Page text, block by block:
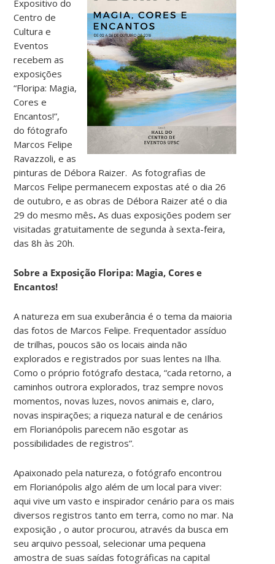
Expositivo do
Centro de
Cultura e
Eventos
recebem as
exposições
“Floripa: Magia,
Cores e
Encantos!”,
do fótografo
Marcos Felipe
Ravazzoli, e as
pinturas de Débora Raizer. As fotografias de
Marcos Felipe permanecem expostas até o dia 26
de outubro, e as obras de Débora Raizer até o dia
29 do mesmo mês.As duas exposições podem ser
visitadas gratuitamente de segunda à sexta-feira,
das 8h às 20h.
Sobre a Exposição Floripa: Magia, Cores e
Encantos!
A natureza em sua exuberância é o tema da maioria
das fotos de Marcos Felipe. Frequentador assíduo
de trilhas, poucos são os locais ainda não
explorados e registrados por suas lentes na Ilha.
Como o próprio fotógrafo destaca, “cada retorno, a
caminhos outrora explorados, traz sempre novos
momentos, novas luzes, novos animais e, claro,
novas inspirações; a riqueza natural e de cenários
em Florianópolis parecem não esgotar as
possibilidades de registros”.
Apaixonado pela natureza, o fotógrafo encontrou
em Florianópolis algo além de um local para viver:
aqui vive um vasto e inspirador cenário para os mais
diversos registros tanto em terra, como no mar. Na
exposição , o autor procurou, através da busca em
seu arquivo pessoal, selecionar uma pequena
amostra de suas saídas fotográficas na capital